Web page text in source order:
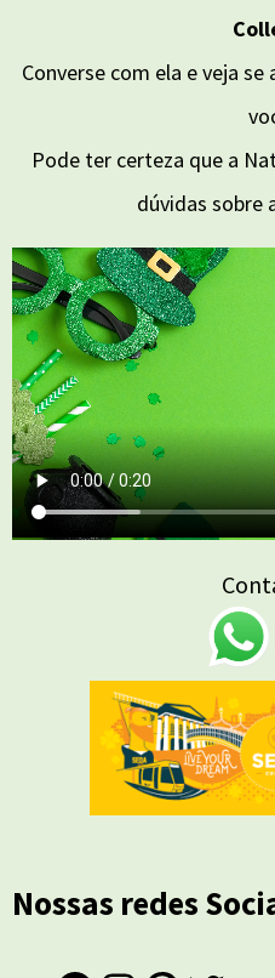
Converse com ela e veja
Pode ter certeza que a
dúvidas sobre
Nossas redes